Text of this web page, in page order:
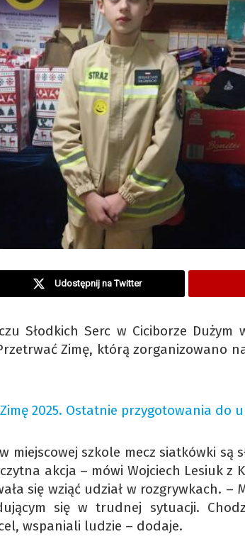
Udostępnij na Twitter
Słodkich Serc w Ciciborze Dużym
Zimę, którą zorganizowano
2025. Ostatnie przygotowania do
miejscowej szkole mecz siatkówki są
akcja – mówi Wojciech Lesiuk z
się wziąć udział w rozgrywkach. –
się w trudnej sytuacji.
wspaniali ludzie – dodaje.